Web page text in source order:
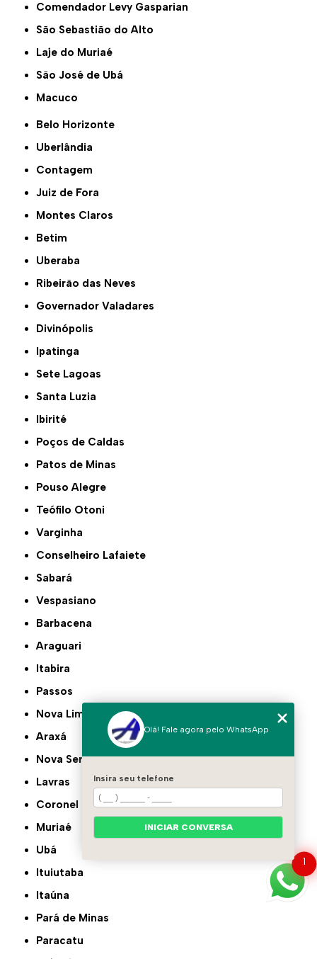
Comendador Levy Gasparian
São Sebastião do Alto
Laje do Muriaé
São José de Ubá
Macuco
Belo Horizonte
Uberlândia
Contagem
Juiz de Fora
Montes Claros
Betim
Uberaba
Ribeirão das Neves
Governador Valadares
Divinópolis
Ipatinga
Sete Lagoas
Santa Luzia
Ibirité
Poços de Caldas
Patos de Minas
Pouso Alegre
Teófilo Otoni
Varginha
Conselheiro Lafaiete
Sabará
Vespasiano
Barbacena
Araguari
Itabira
Passos
Nova Lima
Araxá
Nova Serrana
Lavras
Coronel Fabriciano
Muriaé
Ubá
Ituiutaba
Itaúna
Pará de Minas
Paracatu
Olá! Fale agora pelo WhatsApp
Insira seu telefone
INICIAR CONVERSA